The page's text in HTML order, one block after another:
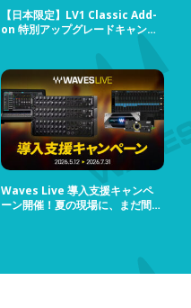
【日本限定】LV1 Classic Add-
on 特別アップグレードキャンペ
Waves Live 導入支援キャンペ
ーン開催！夏の現場に、まだ間に